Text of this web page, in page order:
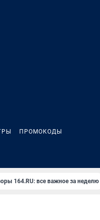
ПРОМОКОДЫ
164.RU: все важное за неделю